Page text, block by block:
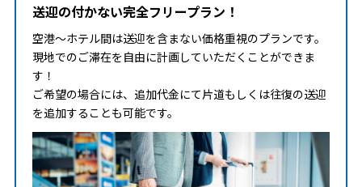
送迎の付かない完全フリープラン！
空港～ホテル間は送迎を含まない価格重視のプランです。
現地でのご滞在を自由に計画していただくことができま
す！
ご希望の場合には、追加代金にて片道もしくは往復の送迎
を追加することも可能です。